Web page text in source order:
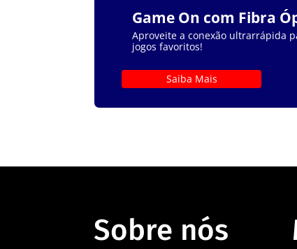
Game On com Fibra
Aproveite a conexão ultrarrápida
jogos favoritos!
Saiba Mais
Sobre nós